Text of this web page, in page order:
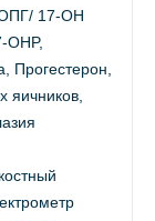
17-OH
Прогестерон,
яичников,